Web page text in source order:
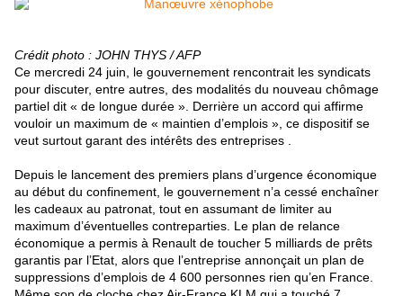
Crédit photo : JOHN THYS / AFP
Ce mercredi 24 juin, le gouvernement rencontrait les syndicats
pour discuter, entre autres, des modalités du nouveau chômage
partiel dit « de longue durée ». Derrière un accord qui affirme
vouloir un maximum de « maintien d’emplois », ce dispositif se
veut surtout garant des intérêts des entreprises .
Depuis le lancement des premiers plans d’urgence économique
au début du confinement, le gouvernement n’a cessé enchaîner
les cadeaux au patronat, tout en assumant de limiter au
maximum d’éventuelles contreparties. Le plan de relance
économique a permis à Renault de toucher 5 milliards de prêts
garantis par l’Etat, alors que l’entreprise annonçait un plan de
suppressions d’emplois de 4 600 personnes rien qu’en France.